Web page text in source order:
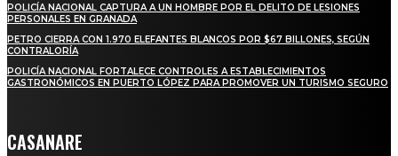
POLICÍA NACIONAL CAPTURA A UN HOMBRE POR EL DELITO DE LESIONES
PERSONALES EN GRANADA
PETRO CIERRA CON 1.970 ELEFANTES BLANCOS POR $67 BILLONES, SEGÚN
CONTRALORÍA
POLICÍA NACIONAL FORTALECE CONTROLES A ESTABLECIMIENTOS
GASTRONÓMICOS EN PUERTO LÓPEZ PARA PROMOVER UN TURISMO SEGURO
CASANARE